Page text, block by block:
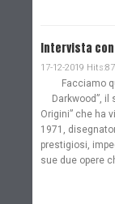
Intervista con
17-12-2019
Facciamo
Darkwood”,
Origini” che ha
1971,
prestigiosi,
sue due opere